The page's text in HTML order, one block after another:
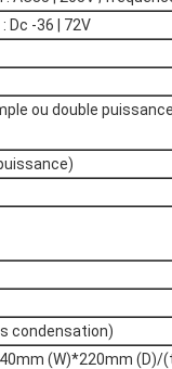
Dc -36 | 72V
ou double
condensation)
(W)*220mm (D)/